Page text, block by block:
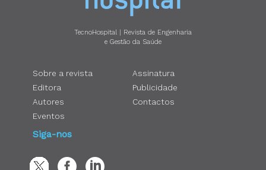
TecnoHospital | Revista de Engenharia
e Gestão da Saúde
Sobre a revista
Editora
Autores
Eventos
Assinatura
Publicidade
Contactos
Siga-nos